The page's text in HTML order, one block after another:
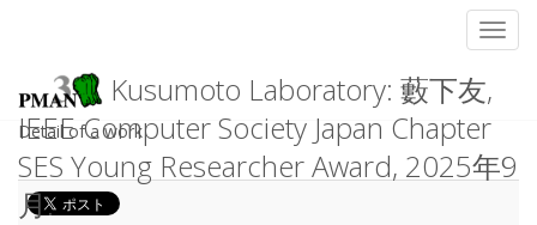
Kusumoto Laboratory: 藪下友,
IEEE Computer Society Japan Chapter
SES Young Researcher Award, 2025年9
月.
Detail of a work